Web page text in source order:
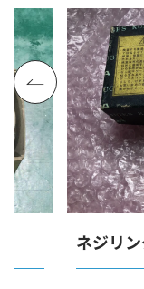
ネジリ